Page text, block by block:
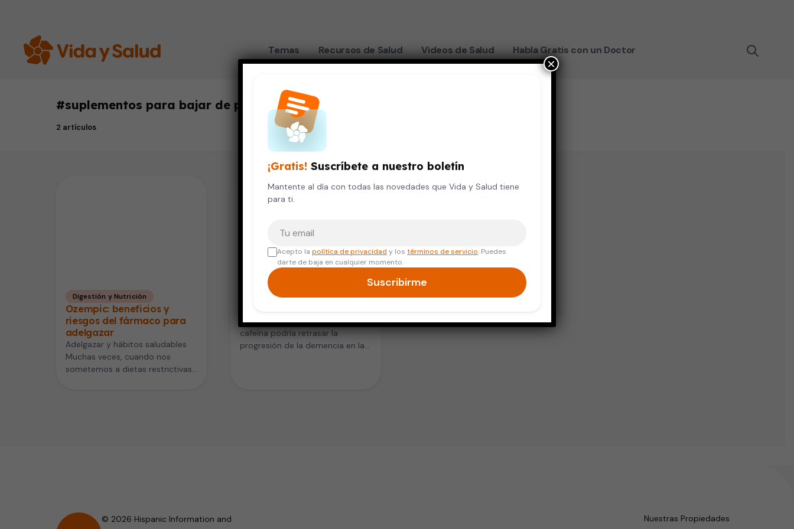
Temas Recursos de Salud Videos de Salud Habla Gratis con un Doctor
#suplementos para bajar de peso
2 artículos
Digestión y Nutrición
Ozempic: beneficios y
riesgos del fármaco para
adelgazar
Adelgazar y hábitos saludables
Muchas veces, cuando nos
sometemos a dietas restrictivas,
Adultos Mayores
Según un estudio reciente, la
cafeína podría retrasar la
progresión de la demencia en las
© 2026 Hispanic Information and
Nuestras Propiedades
¡Gratis! Suscríbete a nuestro boletín
Mantente al día con todas las novedades que Vida y Salud tiene
para ti.
Acepto lapolítica de privacidad y lostérminos de servicio. Puedes
darte de baja en cualquier momento.
Suscribirme
×